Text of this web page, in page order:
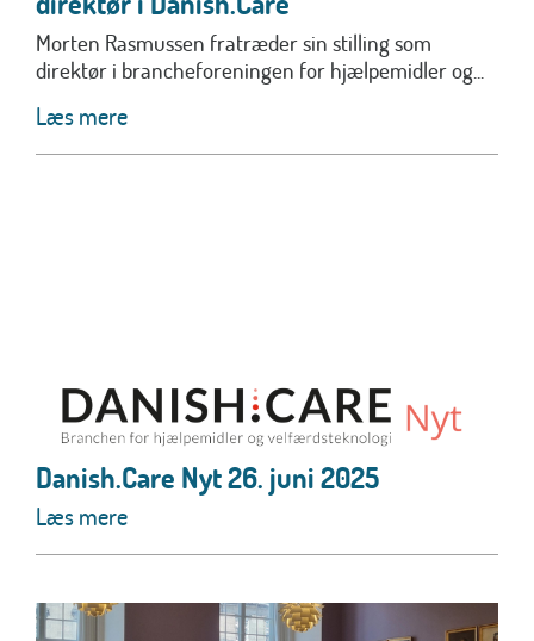
Morten Rasmussen fratræder sin stilling som
direktør i brancheforeningen for hjælpemidler og...
Læs mere
Danish.Care Nyt 26. juni 2025
Læs mere